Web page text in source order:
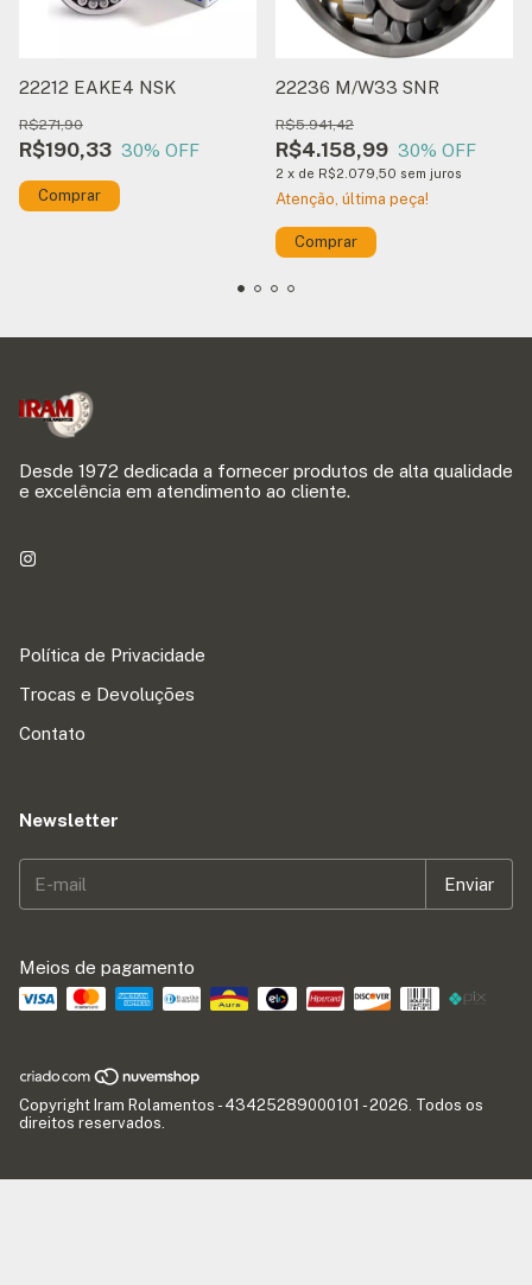
22212 EAKE4 NSK
R$190,33
R$271,90
30% OFF
22236 M/W33 SNR
R$4.158,99
R$5.941,42
30% OFF
2 x de R$2.079,50 sem juros
Atenção, última peça!
Desde 1972 dedicada a fornecer produtos de alta qualidade
e excelência em atendimento ao cliente.
Política de Privacidade
Trocas e Devoluções
Contato
Newsletter
Meios de pagamento
Copyright Iram Rolamentos - 43425289000101 - 2026. Todos os
direitos reservados.